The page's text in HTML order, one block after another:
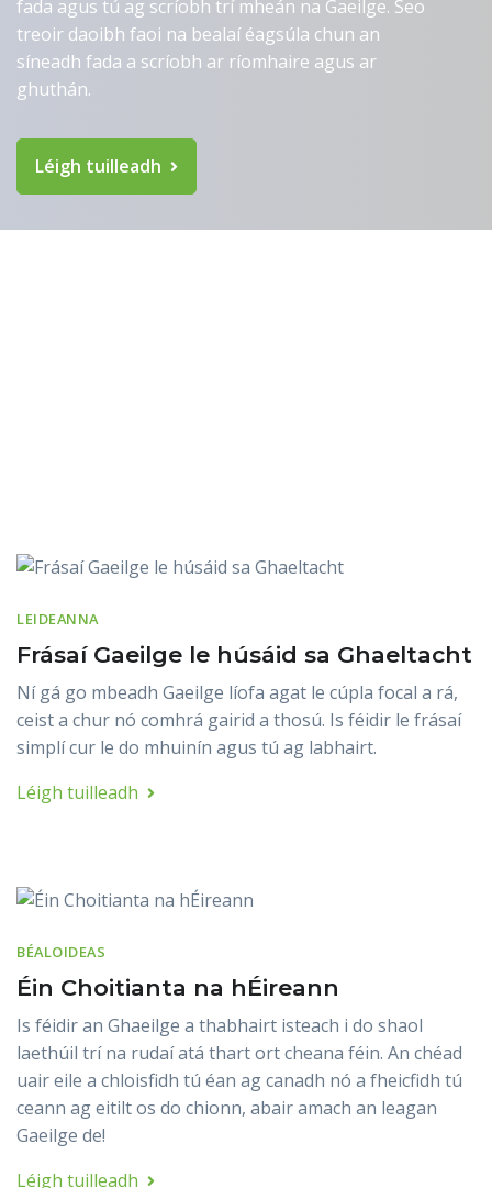
fada agus tú ag scríobh trí mheán na Gaeilge. Seo
treoir daoibh faoi na bealaí éagsúla chun an
síneadh fada a scríobh ar ríomhaire agus ar
ghuthán.
Léigh tuilleadh
Taighde nua foilsithe ag
Gaelchultúr agus Údarás
LEIDEANNA
Frásaí Gaeilge le húsáid sa Ghaeltacht
Ní gá go mbeadh Gaeilge líofa agat le cúpla focal a rá,
ceist a chur nó comhrá gairid a thosú. Is féidir le frásaí
simplí cur le do mhuinín agus tú ag labhairt.
Léigh tuilleadh
BÉALOIDEAS
Éin Choitianta na hÉireann
Is féidir an Ghaeilge a thabhairt isteach i do shaol
laethúil trí na rudaí atá thart ort cheana féin. An chéad
uair eile a chloisfidh tú éan ag canadh nó a fheicfidh tú
ceann ag eitilt os do chionn, abair amach an leagan
Gaeilge de!
Léigh tuilleadh